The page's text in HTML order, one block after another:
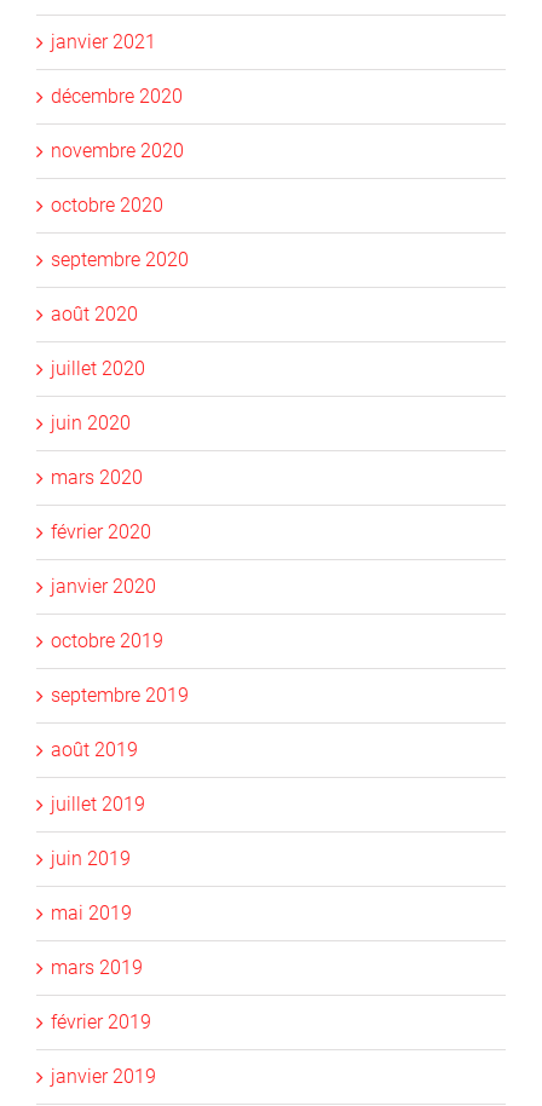
janvier 2021
décembre 2020
novembre 2020
octobre 2020
septembre 2020
août 2020
juillet 2020
juin 2020
mars 2020
février 2020
janvier 2020
octobre 2019
septembre 2019
août 2019
juillet 2019
juin 2019
mai 2019
mars 2019
février 2019
janvier 2019